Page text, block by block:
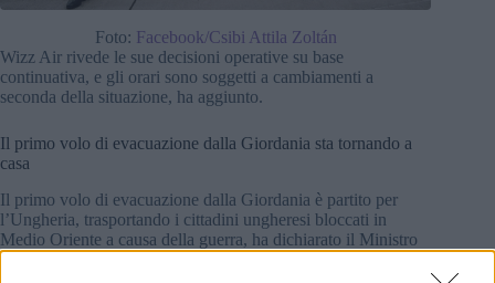
Foto: Facebook/Csibi Attila Zoltán
Wizz Air rivede le sue decisioni operative su base
continuativa, e gli orari sono soggetti a cambiamenti a
seconda della situazione, ha aggiunto.
Il primo volo di evacuazione dalla Giordania sta tornando a
casa
Il primo volo di evacuazione dalla Giordania è partito per
l’Ungheria, trasportando i cittadini ungheresi bloccati in
Medio Oriente a causa della guerra, ha dichiarato il Ministro
degli Esteri Péter Szijjártó su Facebook mercoledì.